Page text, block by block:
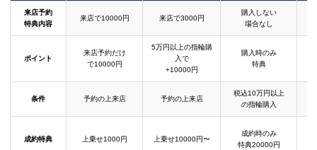
来店予約
特典内容
来店で10000円 来店で3000円
購入しない
場合なし
ポイント
来店予約だけ
で10000円
5万円以上の指輪購
入で
+10000円
購入時のみ
特典
条件 予約の上来店 予約の上来店
税込10万円以上
の指輪購入
成約特典 上乗せ1000円 上乗せ10000円〜
成約時のみ
特典20000円